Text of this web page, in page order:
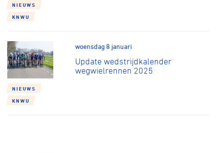
NIEUWS
KNWU
NIEUWS
KNWU
woensdag 8 januari
Update wedstrijdkalender
wegwielrennen 2025